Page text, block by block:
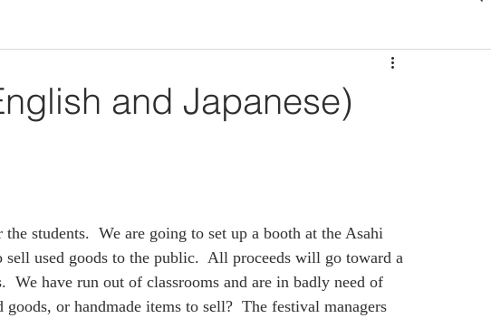
and Japanese)
students.  We are going to set up a booth at the Asahi
sell used goods to the public.  All proceeds will go toward a
We have run out of classrooms and are in badly need of
or handmade items to sell?  The festival managers